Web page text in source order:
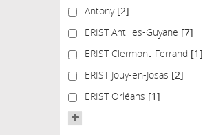
AntonyAntony [2]
ERIST Antilles-Guyane
ERIST Antilles-Guyane [7]
ERIST Clermont-Ferrand
ERIST Clermont-Ferrand [1]
ERIST Jouy-en-Josas
ERIST Jouy-en-Josas [2]
ERIST Orléans
ERIST Orléans [1]